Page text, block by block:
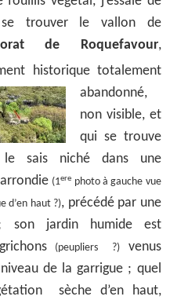
trouver le vallon de
de Roquefavour,
historique totalement
abandonné,
non visible, et
qui se trouve
sais niché dans une
(1ere photo à gauche vue
d’en haut ?), précédé par une
; son jardin humide est
(peupliers ?)
venus
de la garrigue ; quel
sèche d’en haut,